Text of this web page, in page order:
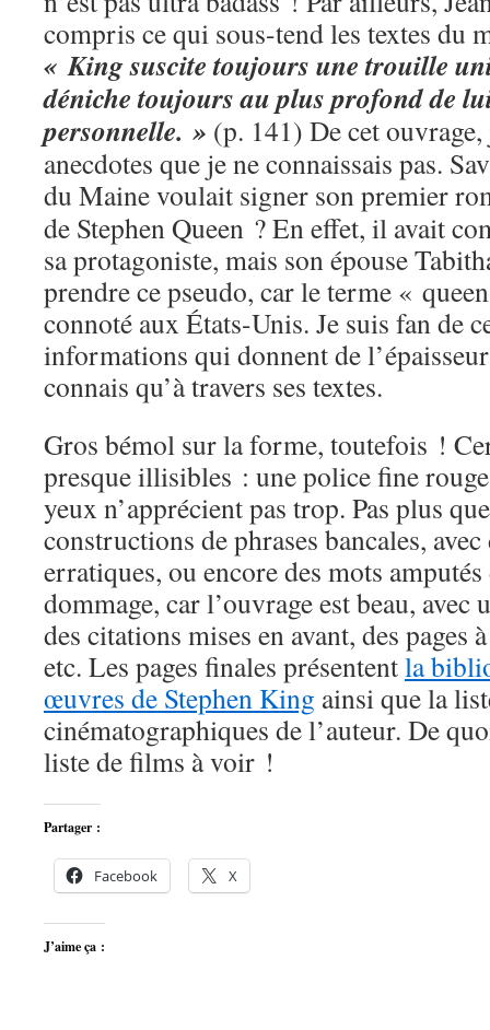
compris ce qui sous-tend les textes du
« King suscite toujours une trouille
déniche toujours au plus profond de
personnelle. » (p. 141) De cet
anecdotes que je ne connaissais pas.
du Maine voulait signer son premier
de Stephen Queen ? En effet, il avait
sa protagoniste, mais son épouse
prendre ce pseudo, car le terme «
connoté aux États-Unis. Je suis fan de
informations qui donnent de
connais qu’à travers ses textes.
Gros bémol sur la forme, toutefois !
presque illisibles : une police fine
yeux n’apprécient pas trop. Pas plus
constructions de phrases bancales,
erratiques, ou encore des mots
dommage, car l’ouvrage est beau, avec
des citations mises en avant, des pages
etc. Les pages finales présententla
œuvres de Stephen King ainsi que la
cinématographiques de l’auteur. De
liste de films à voir !
Partager :
Facebook X
J’aime ça :